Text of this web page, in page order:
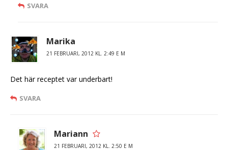
SVARA
Marika
21 FEBRUARI, 2012 KL. 2:49 E M
Det här receptet var underbart!
SVARA
Mariann
21 FEBRUARI, 2012 KL. 2:50 E M